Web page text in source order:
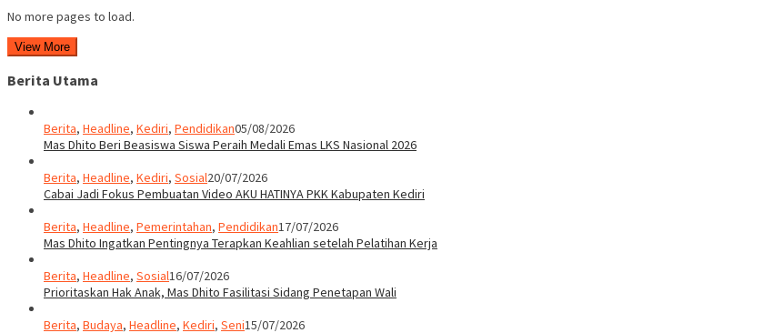
No more pages to load.
View More
Berita Utama
Berita, Headline, Kediri, Pendidikan05/08/2026
Mas Dhito Beri Beasiswa Siswa Peraih Medali Emas LKS Nasional 2026
Berita, Headline, Kediri, Sosial20/07/2026
Cabai Jadi Fokus Pembuatan Video AKU HATINYA PKK Kabupaten Kediri
Berita, Headline, Pemerintahan, Pendidikan17/07/2026
Mas Dhito Ingatkan Pentingnya Terapkan Keahlian setelah Pelatihan Kerja
Berita, Headline, Sosial16/07/2026
Prioritaskan Hak Anak, Mas Dhito Fasilitasi Sidang Penetapan Wali
Berita, Budaya, Headline, Kediri, Seni15/07/2026